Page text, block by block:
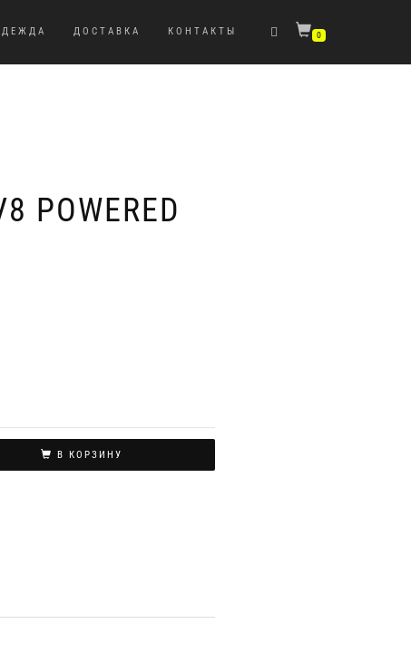
ДОСТАВКА КОНТАКТЫ 0
POWERED
В КОРЗИНУ